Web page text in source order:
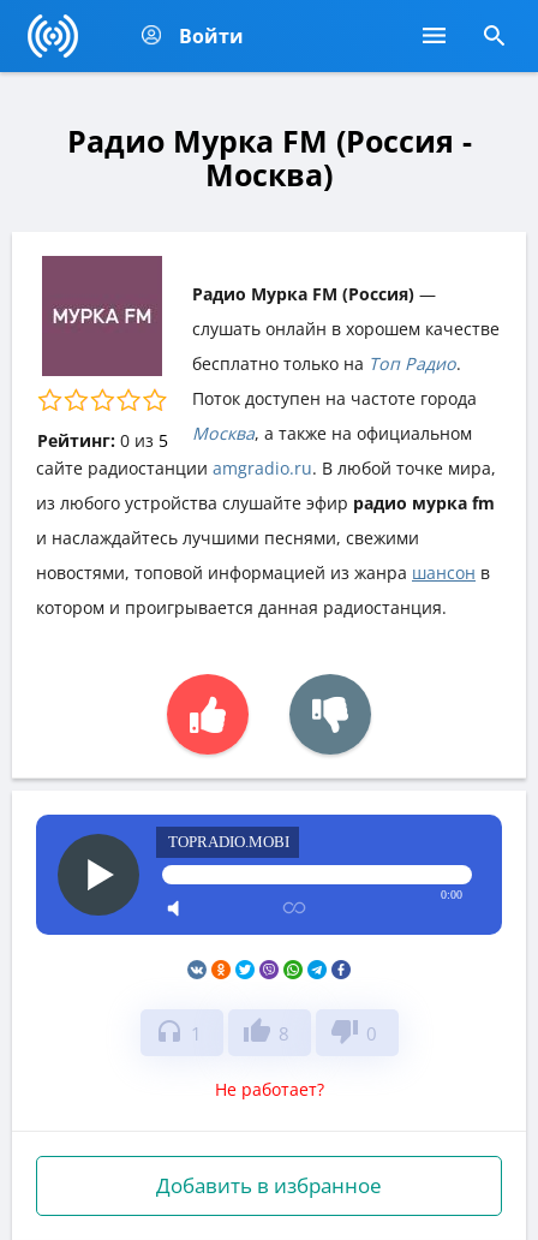
Войти
Радио Мурка FM (Россия -
Москва)
Рейтинг: 0из 5
Радио Мурка FM (Россия) —
слушать онлайн в хорошем качестве
бесплатно только на Топ Радио.
Поток доступен на частоте города
Москва, а также на официальном
сайте радиостанции amgradio.ru. В любой точке мира,
из любого устройства слушайте эфир радио мурка fm
и наслаждайтесь лучшими песнями, свежими
новостями, топовой информацией из жанра шансон в
котором и проигрывается данная радиостанция.
TOPRADIO.MOBI
0:00
headphones 1 thumb_up 8 thumb_down 0
Не работает?
Добавить в избранное